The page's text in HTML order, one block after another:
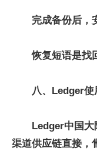
完成备份后，
恢复短语是找
八、Ledger使
Ledger中国
渠道供应链直接，